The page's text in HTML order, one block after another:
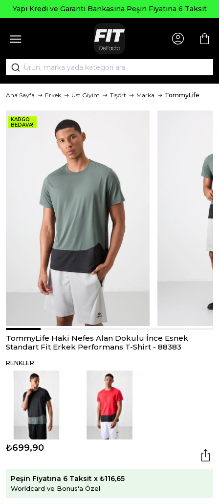
Yapı Kredi ve Garanti Bankasına Peşin Fiyatına 6 Taksit
Ana Sayfa Erkek Üst Giyim Tişört Marka TommyLife
KARGO
BEDAVA!
TommyLife Haki Nefes Alan Dokulu İnce Esnek
Standart Fit Erkek Performans T-Shirt - 88383
RENKLER
₺699,90
Peşin Fiyatına 6 Taksit x ₺116,65
Worldcard ve Bonus'a Özel